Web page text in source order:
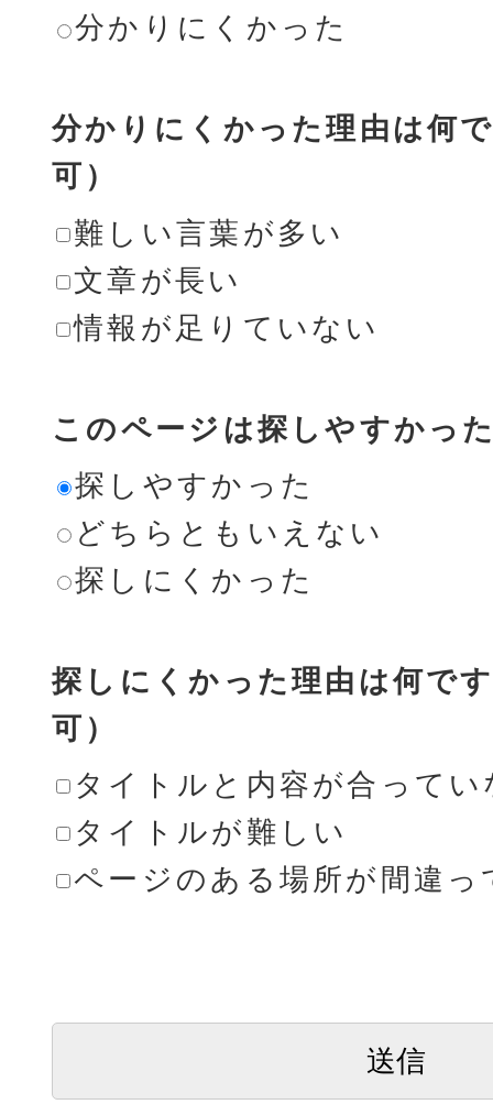
分かりにくかった
分かりにくかった理由は何
可）
難しい言葉が多い
文章が長い
情報が足りていない
このページは探しやすかっ
探しやすかった
どちらともいえない
探しにくかった
探しにくかった理由は何で
可）
タイトルと内容が合ってい
タイトルが難しい
ページのある場所が間違っ